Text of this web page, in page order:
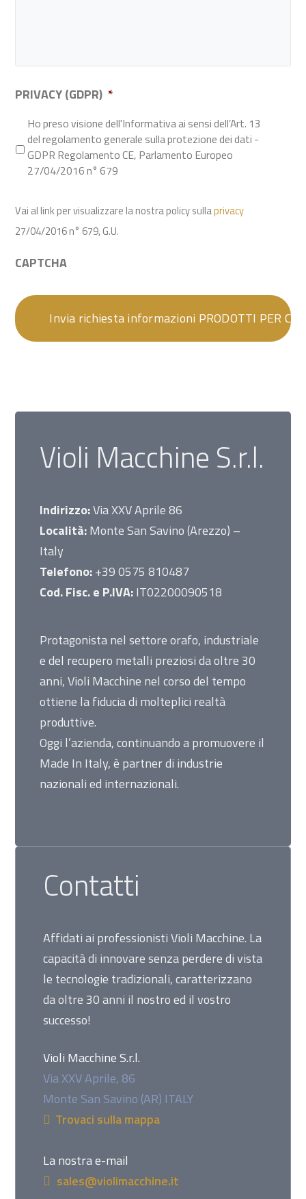
PRIVACY (GDPR) *
Ho preso visione dell'Informativa ai sensi dell’Art. 13
del regolamento generale sulla protezione dei dati -
GDPR Regolamento CE, Parlamento Europeo
27/04/2016 n° 679
Vai al link per visualizzare la nostra policy sullaprivacy
27/04/2016 n° 679, G.U.
CAPTCHA
Violi Macchine S.r.l.
Indirizzo:Via XXV Aprile 86
Località:Monte San Savino (Arezzo) –
Italy
Telefono:+39 0575 810487
Cod. Fisc. e P.IVA:IT02200090518
Protagonista nel settore orafo, industriale
e del recupero metalli preziosi da oltre 30
anni, Violi Macchine nel corso del tempo
ottiene la fiducia di molteplici realtà
produttive.
Oggi l’azienda, continuando a promuovere il
Made In Italy, è partner di industrie
nazionali ed internazionali.
Contatti
Affidati ai professionisti Violi Macchine. La
capacità di innovare senza perdere di vista
le tecnologie tradizionali, caratterizzano
da oltre 30 anni il nostro ed il vostro
successo!
Violi Macchine S.r.l.
Via XXV Aprile, 86
Monte San Savino (AR) ITALY
Trovaci sulla mappa
La nostra e-mail
sales@violimacchine.it